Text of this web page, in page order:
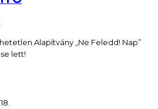
Alapítvány „Ne Feledd! Nap”
lett!